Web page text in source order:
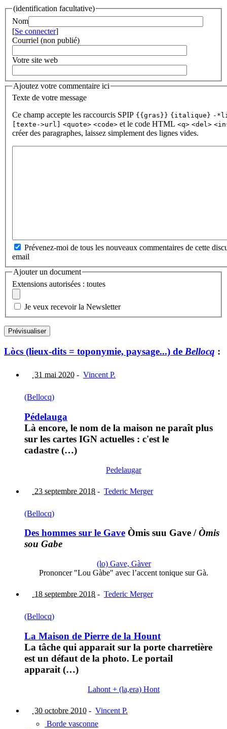
(identification facultative)
Nom
[Se connecter]
Courriel (non publié)
Votre site web
Ajoutez votre commentaire ici
Texte de votre message
Ce champ accepte les raccourcis SPIP {{gras}} {italique} -
[texte->url]
<quote> <code> et le code HTML <q> <del>
créer des paragraphes, laissez simplement des lignes vides.
Prévenez-moi de tous les nouveaux commentaires de cette
email
Ajouter un document
Extensions autorisées : toutes
Je veux recevoir la Newsletter
Lòcs (lieux-dits = toponymie, paysage...) de Bellocq :
31 mai 2020 - Vincent P.
(Bellocq)
Pédelauga
Là encore, le nom de la maison ne paraît plus
sur les cartes IGN actuelles : c'est le
cadastre (…)
Pedelaugar
23 septembre 2018 - Tederic Merger
(Bellocq)
Des hommes sur le Gave Òmis suu Gave /Òmis
sou Gabe
(lo) Gave, Gàver
Prononcer "Lou Gàbe" avec l’accent tonique sur Gà.
18 septembre 2018 - Tederic Merger
(Bellocq)
La Maison de Pierre de la Hount
La tâche qui apparait sur la porte charretière
est un défaut de la photo. Le portail
apparait (…)
Lahont + (la,era) Hont
30 octobre 2010 - Vincent P.
Borde vasconne